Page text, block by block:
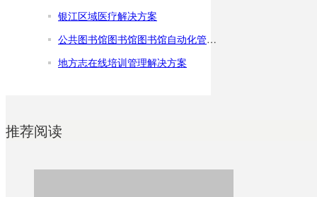
银江区域医疗解决方案
公共图书馆图书馆图书馆自动化管理解决方案
地方志在线培训管理解决方案
推荐阅读